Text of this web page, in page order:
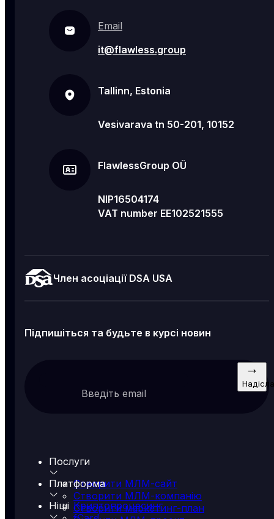
Email
it@flawless.group
Tallinn, Estonia
Vesivarava tn 50-201, 10152
FlawlessGroup OÜ
NIP16504174
VAT number EE102521555
Член асоціації DSA USA
Підпишіться та будьте в курсі новин
Введіть email
Послуги
Створити МЛМ-сайт
Створити МЛМ-компанію
Створити маркетинг-план
Платформа
Криптопроцесинг
Ніші